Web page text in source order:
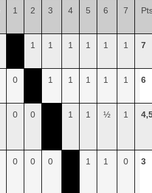
1 2 3 4 5 6 7
1 1 1 1 1 1 7
0 1 1 1 1 1 6
0 0 1 1 ½ 1
0 0 0 1 1 0 3